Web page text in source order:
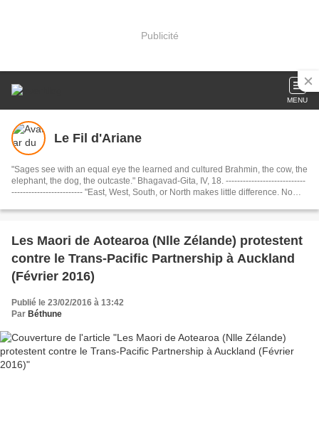
Publicité
MENU
Le Fil d'Ariane
"Sages see with an equal eye the learned and cultured Brahmin, the cow, the
elephant, the dog, the outcaste." Bhagavad-Gita, IV, 18. ----------------------------
------------------------- "East, West, South, or North makes little difference. No
within. If you travel within, you’ll travel the whole wide world and beyond." .
Rakshitah ( धर्मो रक्षति रक्षितः): "The Dharma protects those who protect it."
Les Maori de Aotearoa (Nlle Zélande) protestent
contre le Trans-Pacific Partnership à Auckland
(Février 2016)
Publié le 23/02/2016 à 13:42
Par Béthune